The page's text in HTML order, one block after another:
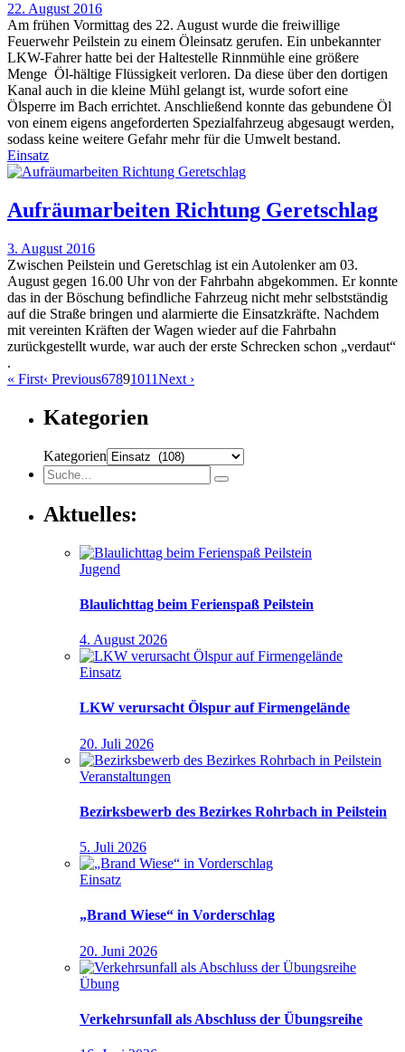
22. August 2016
Am frühen Vormittag des 22. August wurde die freiwillige
Feuerwehr Peilstein zu einem Öleinsatz gerufen. Ein unbekannter
LKW-Fahrer hatte bei der Haltestelle Rinnmühle eine größere
Menge Öl-hältige Flüssigkeit verloren. Da diese über den dortigen
Kanal auch in die kleine Mühl gelangt ist, wurde sofort eine
Ölsperre im Bach errichtet. Anschließend konnte das gebundene Öl
von einem eigens angeforderten Spezialfahrzeug abgesaugt werden,
sodass keine weitere Gefahr mehr für die Umwelt bestand.
Einsatz
Aufräumarbeiten Richtung Geretschlag
3. August 2016
Zwischen Peilstein und Geretschlag ist ein Autolenker am 03.
August gegen 16.00 Uhr von der Fahrbahn abgekommen. Er konnte
das in der Böschung befindliche Fahrzeug nicht mehr selbstständig
auf die Straße bringen und alarmierte die Einsatzkräfte. Nachdem
mit vereinten Kräften der Wagen wieder auf die Fahrbahn
zurückgestellt wurde, war auch der erste Schrecken schon „verdaut“
.
« First‹ Previous67891011Next ›
Kategorien
Kategorien
Aktuelles:
Jugend
Blaulichttag beim Ferienspaß Peilstein
4. August 2026
Einsatz
LKW verursacht Ölspur auf Firmengelände
20. Juli 2026
Veranstaltungen
Bezirksbewerb des Bezirkes Rohrbach in Peilstein
5. Juli 2026
Einsatz
„Brand Wiese“ in Vorderschlag
20. Juni 2026
Übung
Verkehrsunfall als Abschluss der Übungsreihe